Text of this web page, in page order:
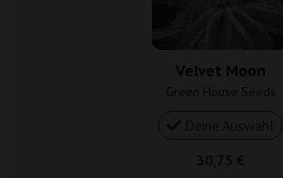
Velvet Moon
Green House Seeds